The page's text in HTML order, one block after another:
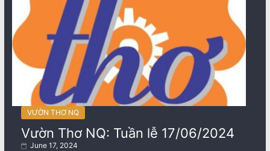
VƯỜN THƠ NQ
Vườn Thơ NQ: Tuần lễ 17/06/2024
June 17, 2024